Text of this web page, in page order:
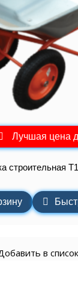
Лучшая цена
строительная
в